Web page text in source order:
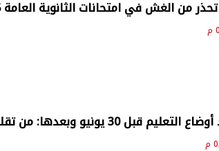
من الغش في امتحانات الثانوية العامة 2026
يونيو وبعدها: من تقليدى لتكنولوجي